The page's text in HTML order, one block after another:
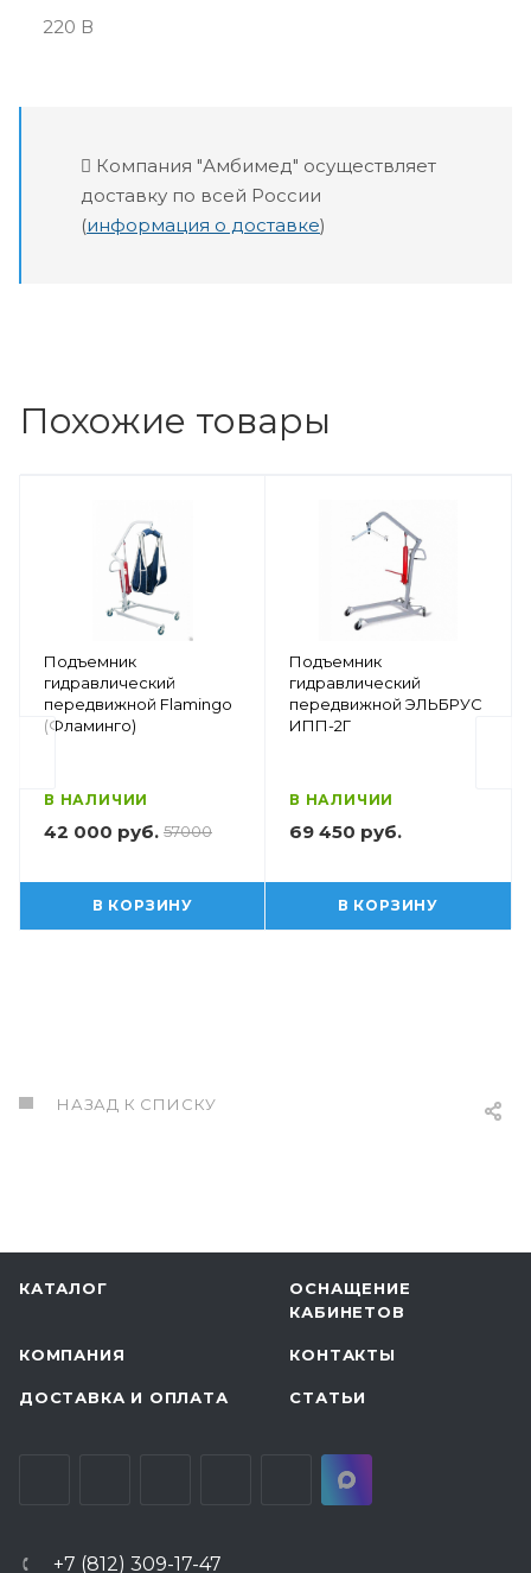
220 В
Компания "Амбимед" осуществляет
доставку по всей России
(информация о доставке)
Похожие товары
Подъемник
гидравлический
передвижной Flamingo
(Фламинго)
В НАЛИЧИИ
42 000 руб. 57000
В КОРЗИНУ
Подъемник
гидравлический
передвижной ЭЛЬБРУС
ИПП-2Г
В НАЛИЧИИ
69 450 руб.
В КОРЗИНУ
НАЗАД К СПИСКУ
КАТАЛОГ
ОСНАЩЕНИЕ
КАБИНЕТОВ
КОМПАНИЯ КОНТАКТЫ
ДОСТАВКА И ОПЛАТА СТАТЬИ
+7 (812) 309-17-47